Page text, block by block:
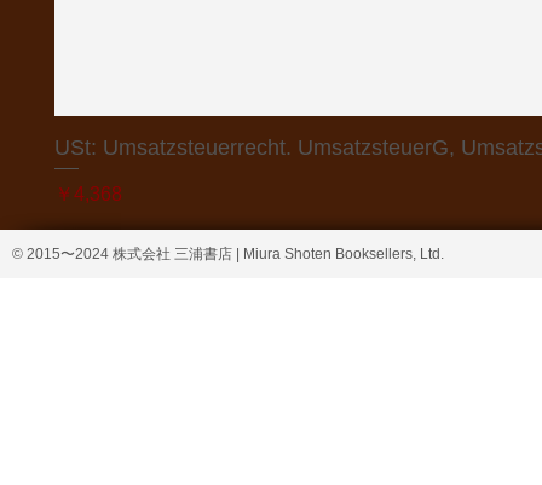
USt: Umsatzsteuerrecht. UmsatzsteuerG,
価格
￥4,368
© 2015〜2024 株式会社 三浦書店 | Miura Shoten Booksellers, Ltd.